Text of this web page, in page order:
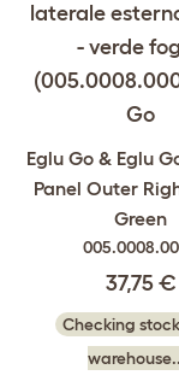
Eglu Go & Eglu
Panel Outer
Green
37,75 €
Checking